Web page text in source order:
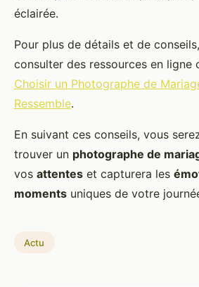
éclairée.
Pour plus de détails et de
consulter des ressources en ligne
Choisir un Photographe de
Ressemble.
En suivant ces conseils, vous
trouver un photographe de
vos attentes et capturera les
moments uniques de votre
Actu